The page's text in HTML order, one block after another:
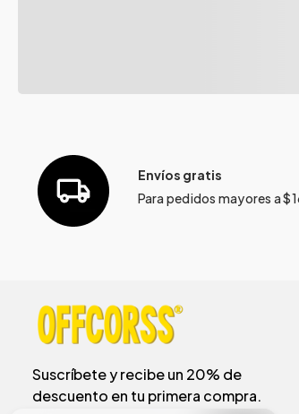
Envíos gratis
Para pedidos mayores a
Suscríbete y recibe un 20% de
descuento en tu primera compra.